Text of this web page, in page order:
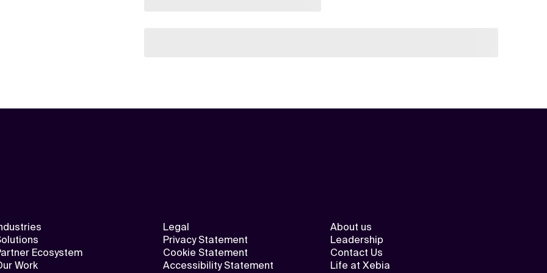
Ecosystem
Work
Legal
Privacy Statement
Cookie Statement
Accessibility Statement
About us
Leadership
Contact Us
Life at Xebia